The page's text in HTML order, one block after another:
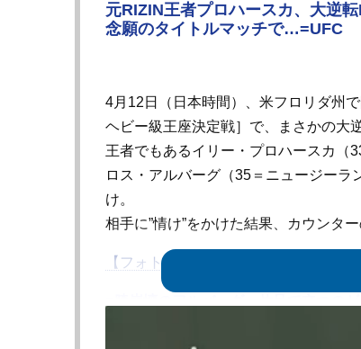
元RIZIN王者プロハースカ、大逆
念願のタイトルマッチで…=UFC
4月12日（日本時間）、米フロリダ州
ヘビー級王座決定戦］で、まさかの大
王者でもあるイリー・プロハースカ（
ロス・アルバーグ（35＝ニュージーラ
け。
相手に”情け”をかけた結果、カウンタ
【フォト・動画】プロハースカ、フッ
試合開始早々、異変が起きた。アル